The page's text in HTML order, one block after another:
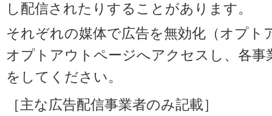
し配信されたりすることがあります。
それぞれの媒体で広告を無効化（オプト
オプトアウトページへアクセスし、各
をしてください。
［主な広告配信事業者のみ記載］